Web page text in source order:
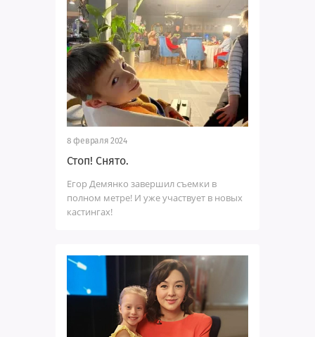
8 февраля 2024
Стоп! Снято.
Егор Демянко завершил съемки в
полном метре! И уже участвует в новых
кастингах!